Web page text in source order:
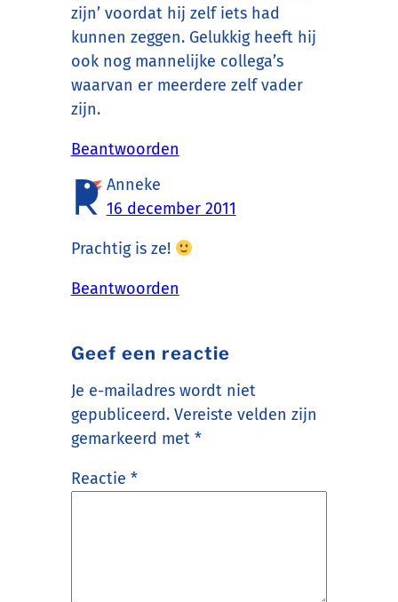
zijn’ voordat hij zelf iets had
kunnen zeggen. Gelukkig heeft hij
ook nog mannelijke collega’s
waarvan er meerdere zelf vader
zijn.
Beantwoorden
Anneke
16 december 2011
Prachtig is ze!
Beantwoorden
Geef een reactie
Je e-mailadres wordt niet
gepubliceerd. Vereiste velden zijn
gemarkeerd met *
Reactie *